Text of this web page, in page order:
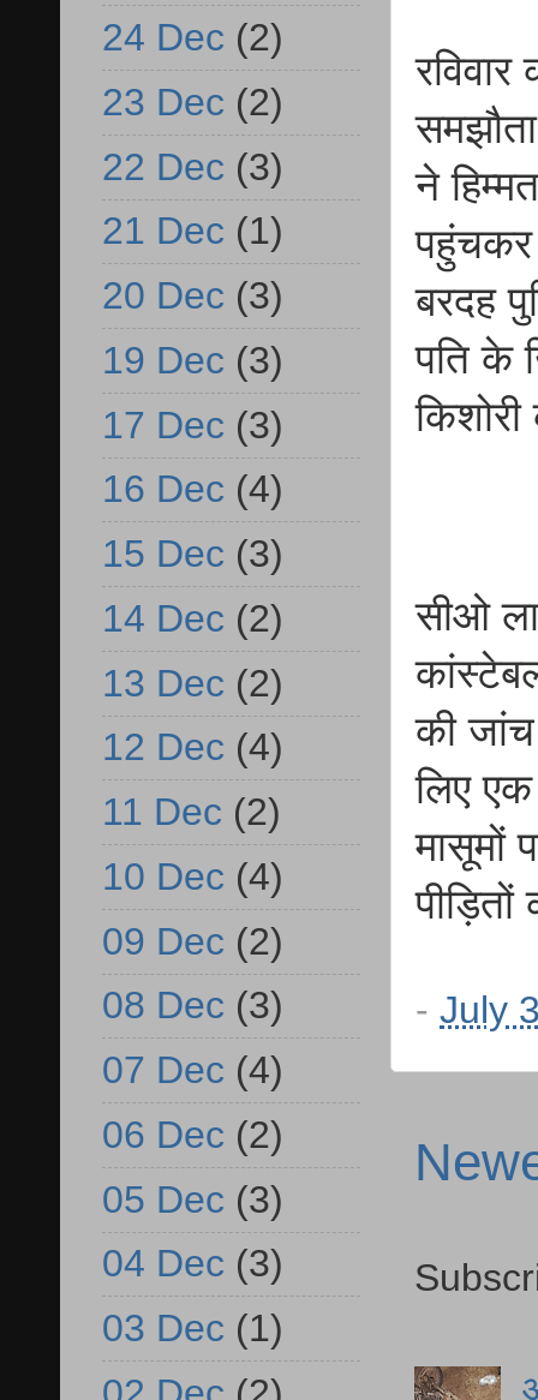
ने
पहुंचकर
बरदह
पति के
सीओ
की
लिए
मासूमों
- July
24 Dec (2)
23 Dec (2)
22 Dec (3)
21 Dec (1)
20 Dec (3)
19 Dec (3)
17 Dec (3)
16 Dec (4)
15 Dec (3)
14 Dec (2)
13 Dec (2)
12 Dec (4)
11 Dec (2)
10 Dec (4)
09 Dec (2)
08 Dec (3)
07 Dec (4)
06 Dec (2)
05 Dec (3)
04 Dec (3)
03 Dec (1)